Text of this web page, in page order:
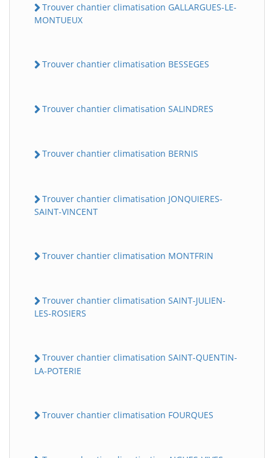
Trouver chantier climatisation GALLARGUES-LE-
MONTUEUX
Trouver chantier climatisation BESSEGES
Trouver chantier climatisation SALINDRES
Trouver chantier climatisation BERNIS
Trouver chantier climatisation JONQUIERES-
SAINT-VINCENT
Trouver chantier climatisation MONTFRIN
Trouver chantier climatisation SAINT-JULIEN-
LES-ROSIERS
Trouver chantier climatisation SAINT-QUENTIN-
LA-POTERIE
Trouver chantier climatisation FOURQUES